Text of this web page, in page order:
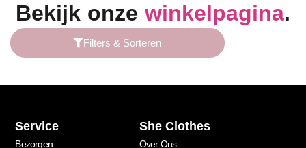
Bekijk onze winkelpagina.
Filters & Sorteren
Service
Bezorgen
She Clothes
Over Ons